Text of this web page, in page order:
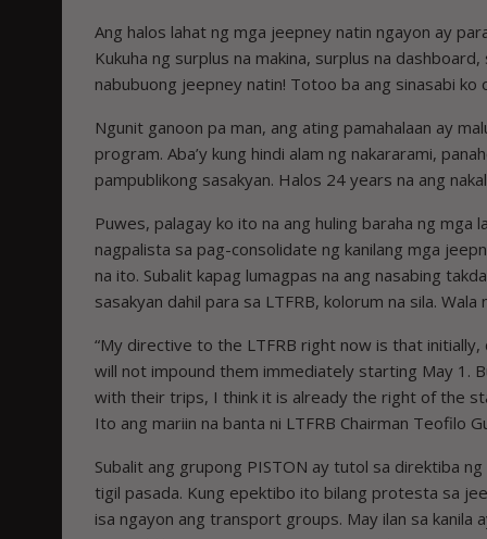
Ang halos lahat ng mga jeepney natin ngayon ay
Kukuha ng surplus na makina, surplus na
nabubuong jeepney natin! Totoo ba ang sinasabi ko
Ngunit ganoon pa man, ang ating pamahalaan ay
program. Aba’y kung hindi alam ng nakararami,
pampublikong sasakyan. Halos 24 years na ang
Puwes, palagay ko ito na ang huling baraha ng mga
nagpalista sa pag-consolidate ng kanilang mga
na ito. Subalit kapag lumagpas na ang nasabing
sasakyan dahil para sa LTFRB, kolorum na sila. Wala
“My directive to the LTFRB right now is that
will not impound them immediately starting May 1.
with their trips, I think it is already the right of the
Ito ang mariin na banta ni LTFRB Chairman Teofilo
Subalit ang grupong PISTON ay tutol sa direktiba
tigil pasada. Kung epektibo ito bilang protesta sa
isa ngayon ang transport groups. May ilan sa kanila